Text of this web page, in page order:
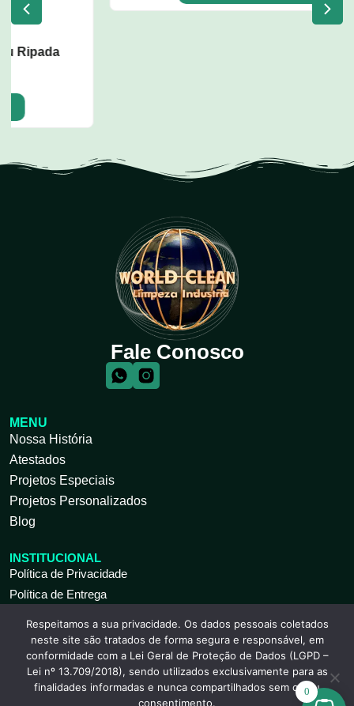
Fale Conosco
MENU
Nossa História
Atestados
Projetos Especiais
Projetos Personalizados
Blog
INSTITUCIONAL
Política de Privacidade
Política de Entrega
ATENDIMENTO AO CLIENTE
Seg à Sex 09 às 18h
(11) 2317-9739
(11) 2317-9741
(11) 2912-7871
worldclean@worldclean.com.br
0
Respeitamos a sua privacidade. Os dados pessoais coletados
neste site são tratados de forma segura e responsável, em
conformidade com a Lei Geral de Proteção de Dados (LGPD –
Lei nº 13.709/2018), sendo utilizados exclusivamente para as
finalidades informadas e nunca compartilhados sem o seu
consentimento.